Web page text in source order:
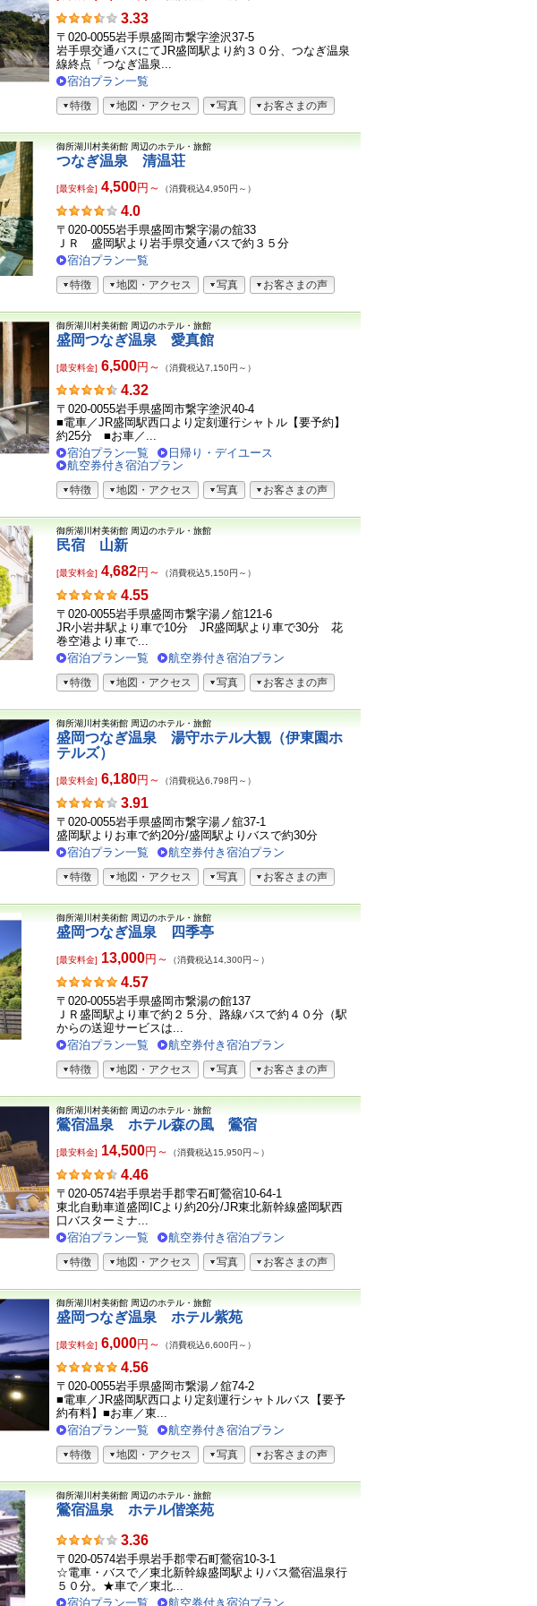
お
客
さ
ま
の
声
3.33
〒020-0055岩手県盛岡市繋字塗沢37-5
岩手県交通バスにてJR盛岡駅より約３０分、つなぎ温泉
線終点「つなぎ温泉...
宿泊プラン一覧
特徴 地図・アクセス 写真 お客さまの声
御所湖川村美術館 周辺のホテル・旅館
つなぎ温泉 清温荘
[最安料金] 4,500円～ （消費税込4,950円～）
お
客
さ
ま
声
4.0
〒020-0055岩手県盛岡市繋字湯の舘33
ＪＲ 盛岡駅より岩手県交通バスで約３５分
宿泊プラン一覧
特徴 地図・アクセス 写真 お客さまの声
御所湖川村美術館 周辺のホテル・旅館
盛岡つなぎ温泉 愛真館
[最安料金] 6,500円～ （消費税込7,150円～）
お
客
さ
ま
の
声
4.32
〒020-0055岩手県盛岡市繋字塗沢40-4
■電車／JR盛岡駅西口より定刻運行シャトル【要予約】
約25分 ■お車／...
宿泊プラン一覧
日帰り・デイユース
航空券付き宿泊プラン
特徴 地図・アクセス 写真 お客さまの声
御所湖川村美術館 周辺のホテル・旅館
民宿 山新
[最安料金] 4,682円～ （消費税込5,150円～）
お
客
さ
ま
の
声
4.55
〒020-0055岩手県盛岡市繋字湯ノ舘121-6
JR小岩井駅より車で10分 JR盛岡駅より車で30分 花
巻空港より車で...
宿泊プラン一覧
航空券付き宿泊プラン
特徴 地図・アクセス 写真 お客さまの声
御所湖川村美術館 周辺のホテル・旅館
盛岡つなぎ温泉 湯守ホテル大観（伊東園ホ
テルズ）
[最安料金] 6,180円～ （消費税込6,798円～）
お
客
さ
ま
声
3.91
〒020-0055岩手県盛岡市繋字湯ノ舘37-1
盛岡駅よりお車で約20分/盛岡駅よりバスで約30分
宿泊プラン一覧
航空券付き宿泊プラン
特徴 地図・アクセス 写真 お客さまの声
御所湖川村美術館 周辺のホテル・旅館
盛岡つなぎ温泉 四季亭
[最安料金] 13,000円～ （消費税込14,300円～）
お
客
さ
ま
の
声
4.57
〒020-0055岩手県盛岡市繋湯の館137
ＪＲ盛岡駅より車で約２５分、路線バスで約４０分（駅
からの送迎サービスは...
宿泊プラン一覧
航空券付き宿泊プラン
特徴 地図・アクセス 写真 お客さまの声
御所湖川村美術館 周辺のホテル・旅館
鶯宿温泉 ホテル森の風 鶯宿
[最安料金] 14,500円～ （消費税込15,950円～）
お
客
さ
ま
の
声
4.46
〒020-0574岩手県岩手郡雫石町鶯宿10-64-1
東北自動車道盛岡ICより約20分/JR東北新幹線盛岡駅西
口バスターミナ...
宿泊プラン一覧
航空券付き宿泊プラン
特徴 地図・アクセス 写真 お客さまの声
御所湖川村美術館 周辺のホテル・旅館
盛岡つなぎ温泉 ホテル紫苑
[最安料金] 6,000円～ （消費税込6,600円～）
お
客
さ
ま
の
声
4.56
〒020-0055岩手県盛岡市繋湯ノ舘74-2
■電車／JR盛岡駅西口より定刻運行シャトルバス【要予
約有料】■お車／東...
宿泊プラン一覧
航空券付き宿泊プラン
特徴 地図・アクセス 写真 お客さまの声
御所湖川村美術館 周辺のホテル・旅館
鶯宿温泉 ホテル偕楽苑
お
客
さ
ま
の
3.36
〒020-0574岩手県岩手郡雫石町鶯宿10-3-1
☆電車・バスで／東北新幹線盛岡駅よりバス鶯宿温泉行
５０分。★車で／東北...
宿泊プラン一覧
航空券付き宿泊プラン